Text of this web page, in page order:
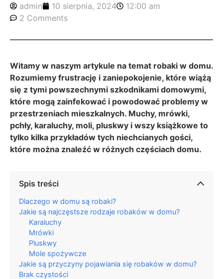
admin 10 sierpnia, 2024
12:00 am
2 Comments
Witamy w naszym artykule na temat robaki w domu.
Rozumiemy frustrację i zaniepokojenie, które wiążą
się z tymi powszechnymi szkodnikami domowymi,
które mogą zainfekować i powodować problemy w
przestrzeniach mieszkalnych. Muchy, mrówki,
pchły, karaluchy, moli, pluskwy i wszy książkowe to
tylko kilka przykładów tych niechcianych gości,
które można znaleźć w różnych częściach domu.
Spis treści
Dlaczego w domu są robaki?
Jakie są najczęstsze rodzaje robaków w domu?
Karaluchy
Mrówki
Pluskwy
Mole spożywcze
Jakie są przyczyny pojawiania się robaków w domu?
Brak czystości